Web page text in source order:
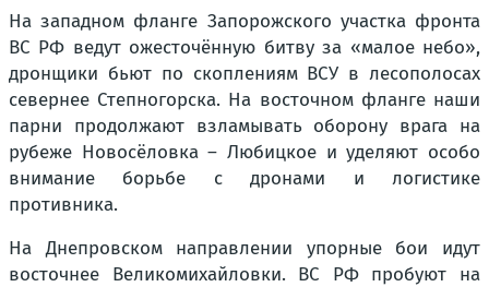
На западном фланге Запорожского участка фронта
ВС РФ ведут ожесточённую битву за «малое небо»,
дронщики бьют по скоплениям ВСУ в лесополосах
севернее Степногорска. На восточном фланге наши
парни продолжают взламывать оборону врага на
рубеже Новосёловка – Любицкое и уделяют особо
внимание борьбе с дронами и логистике
противника.
На Днепровском направлении упорные бои идут
восточнее Великомихайловки. ВС РФ пробуют на